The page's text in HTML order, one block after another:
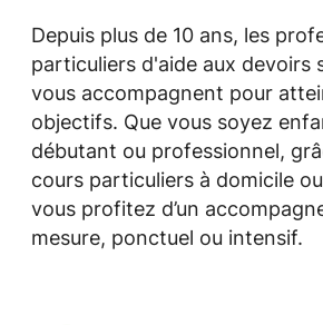
Depuis plus de 10 ans, les
particuliers d'aide aux devoirs
vous accompagnent pour
objectifs. Que vous soyez
débutant ou professionnel,
cours particuliers à domicile ou
vous profitez d’un
mesure, ponctuel ou intensif.